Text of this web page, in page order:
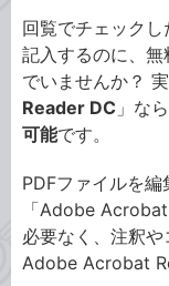
回覧でチェック
記入するのに、
でいませんか？
Reader DC 」な
可能です。
PDFファイルを
「Adobe
必要なく、注釈
Adobe Acrobat